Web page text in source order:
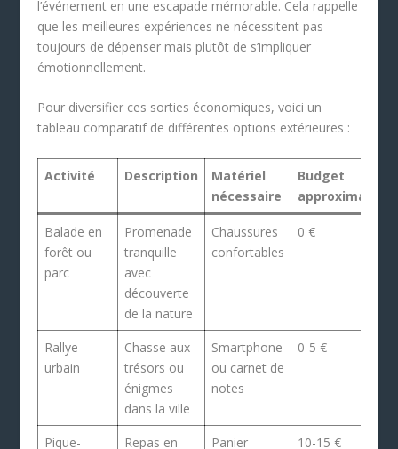
l’événement en une escapade mémorable. Cela rappelle
que les meilleures expériences ne nécessitent pas
toujours de dépenser mais plutôt de s’impliquer
émotionnellement.
Pour diversifier ces sorties économiques, voici un
tableau comparatif de différentes options extérieures :
Activité Description
Matériel
nécessaire
Budget
approximatif
Balade en
forêt ou
parc
Promenade
tranquille
avec
découverte
de la nature
Chaussures
confortables
0 €
Rallye
urbain
Chasse aux
trésors ou
énigmes
dans la ville
Smartphone
ou carnet de
notes
0-5 €
Pique-
Repas en
Panier
10-15 €